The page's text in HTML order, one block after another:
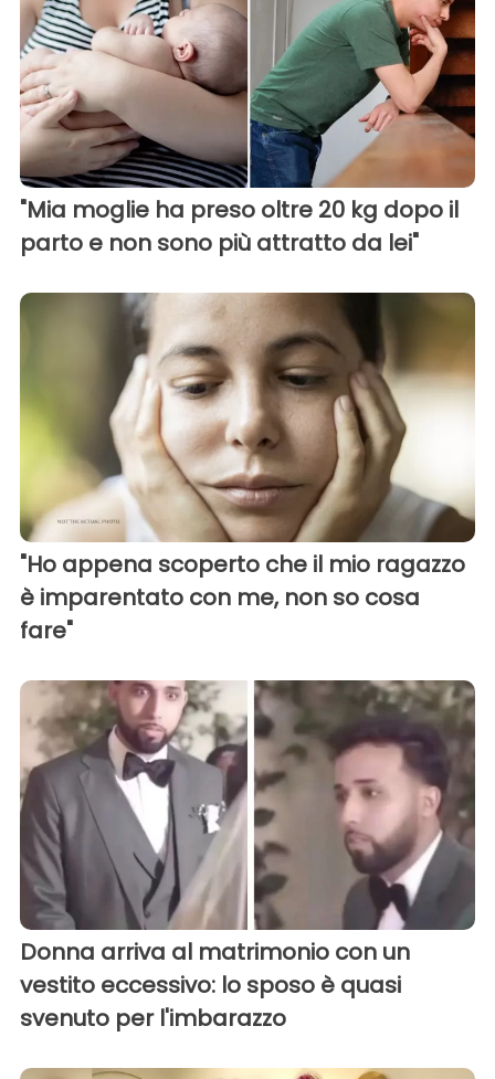
"Mia moglie ha preso oltre 20 kg dopo il
parto e non sono più attratto da lei"
"Ho appena scoperto che il mio ragazzo
è imparentato con me, non so cosa
fare"
Donna arriva al matrimonio con un
vestito eccessivo: lo sposo è quasi
svenuto per l'imbarazzo